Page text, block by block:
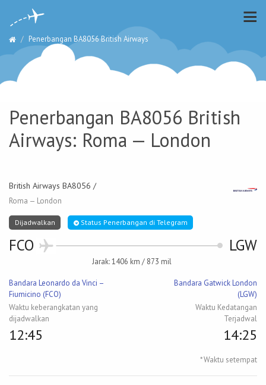
Penerbangan BA8056 British Airways
Penerbangan BA8056 British
Airways: Roma — London
British Airways BA8056 /
Roma — London
Dijadwalkan Status Penerbangan di Telegram
FCO
Jarak: 1406 km / 873 mil
LGW
Bandara Leonardo da Vinci –
Fiumicino (FCO)
Bandara Gatwick London
(LGW)
Waktu keberangkatan yang
dijadwalkan
Waktu Kedatangan
Terjadwal
12:45 14:25
* Waktu setempat